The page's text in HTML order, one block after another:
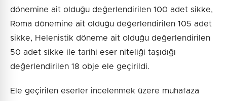
dönemine ait olduğu değerlendirilen 100 adet sikke,
Roma dönemine ait olduğu değerlendirilen 105 adet
sikke, Helenistik döneme ait olduğu değerlendirilen
50 adet sikke ile tarihi eser niteliği taşıdığı
değerlendirilen 18 obje ele geçirildi.
Ele geçirilen eserler incelenmek üzere muhafaza